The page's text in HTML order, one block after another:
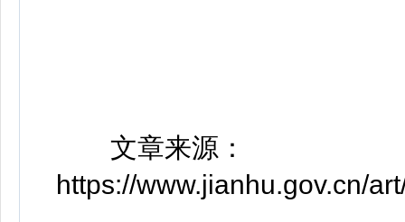
文章来源：
https://www.jianhu.gov.cn/